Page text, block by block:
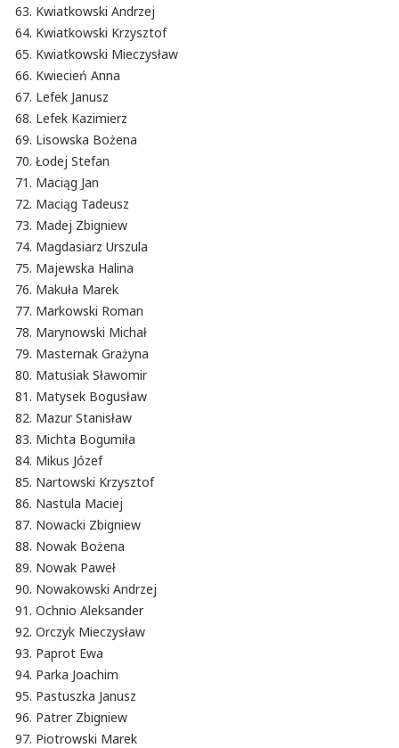
Kwiatkowski Andrzej
Kwiatkowski Krzysztof
Kwiatkowski Mieczysław
Kwiecień Anna
Lefek Janusz
Lefek Kazimierz
Lisowska Bożena
Łodej Stefan
Maciąg Jan
Maciąg Tadeusz
Madej Zbigniew
Magdasiarz Urszula
Majewska Halina
Makuła Marek
Markowski Roman
Marynowski Michał
Masternak Grażyna
Matusiak Sławomir
Matysek Bogusław
Mazur Stanisław
Michta Bogumiła
Mikus Józef
Nartowski Krzysztof
Nastula Maciej
Nowacki Zbigniew
Nowak Bożena
Nowak Paweł
Nowakowski Andrzej
Ochnio Aleksander
Orczyk Mieczysław
Paprot Ewa
Parka Joachim
Pastuszka Janusz
Patrer Zbigniew
Piotrowski Marek